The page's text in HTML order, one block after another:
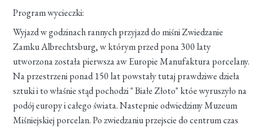
Program wycieczki:
Wyjazd w godzinach rannych przyjazd do miśni Zwiedzanie
Zamku Albrechtsburg, w którym przed pona 300 laty
utworzona została pierwsza aw Europie Manufaktura porcelany.
Na przestrzeni ponad 150 lat powstały tutaj prawdziwe dzieła
sztuki i to właśnie stąd pochodzi " Białe Złoto" któe wyruszyło na
podój europy i całego świata. Nastepnie odwiedzimy Muzeum
Miśniejskiej porcelan. Po zwiedzaniu przejscie do centrum czas